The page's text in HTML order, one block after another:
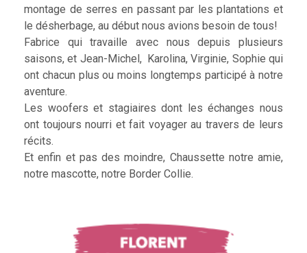
montage de serres en passant par les plantations et
le désherbage, au début nous avions besoin de tous!
Fabrice qui travaille avec nous depuis plusieurs
saisons, et Jean-Michel, Karolina, Virginie, Sophie qui
ont chacun plus ou moins longtemps participé à notre
aventure.
Les woofers et stagiaires dont les échanges nous
ont toujours nourri et fait voyager au travers de leurs
récits.
Et enfin et pas des moindre, Chaussette notre amie,
notre mascotte, notre Border Collie.